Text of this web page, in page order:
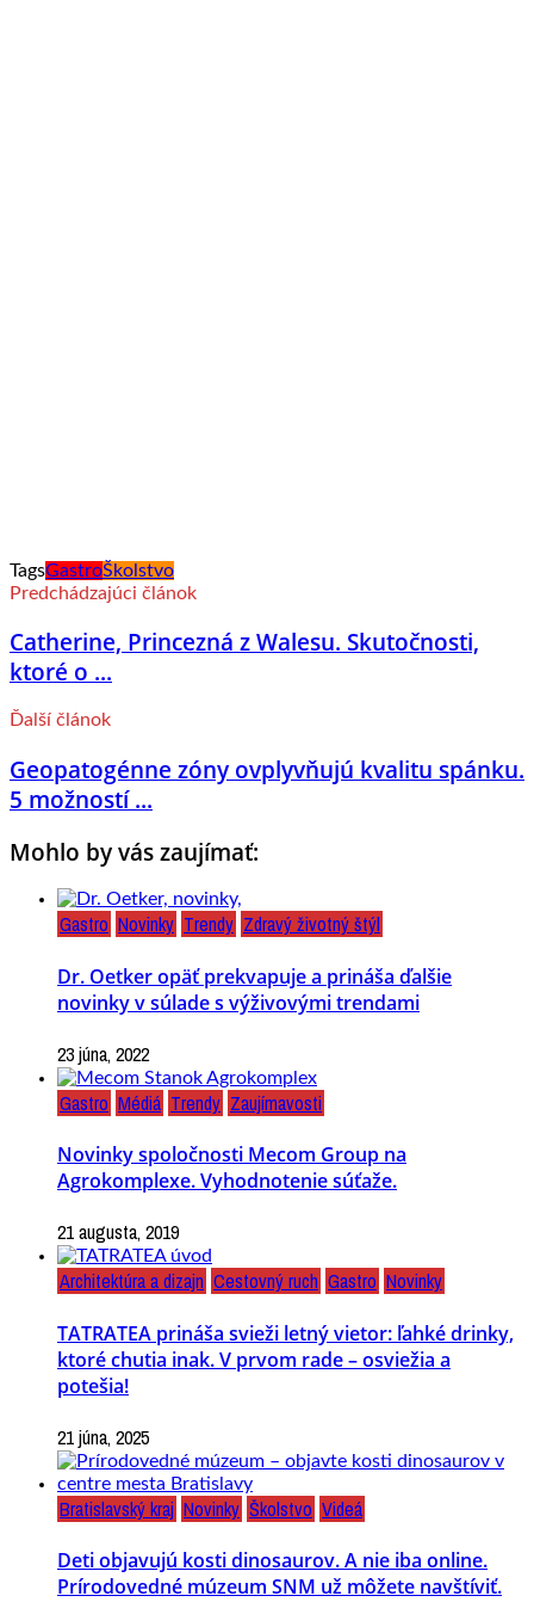
TagsGastroŠkolstvo
Predchádzajúci článok
Catherine, Princezná z Walesu. Skutočnosti,
ktoré o ...
Ďalší článok
Geopatogénne zóny ovplyvňujú kvalitu spánku.
5 možností ...
Mohlo by vás zaujímať:
Gastro Novinky Trendy Zdravý životný štýl
Dr. Oetker opäť prekvapuje a prináša ďalšie
novinky v súlade s výživovými trendami
23 júna, 2022
Gastro Médiá Trendy Zaujímavosti
Novinky spoločnosti Mecom Group na
Agrokomplexe. Vyhodnotenie súťaže.
21 augusta, 2019
Architektúra a dizajn Cestovný ruch Gastro Novinky
TATRATEA prináša svieži letný vietor: ľahké drinky,
ktoré chutia inak. V prvom rade – osviežia a
potešia!
21 júna, 2025
Bratislavský kraj Novinky Školstvo Videá
Deti objavujú kosti dinosaurov. A nie iba online.
Prírodovedné múzeum SNM už môžete navštíviť.